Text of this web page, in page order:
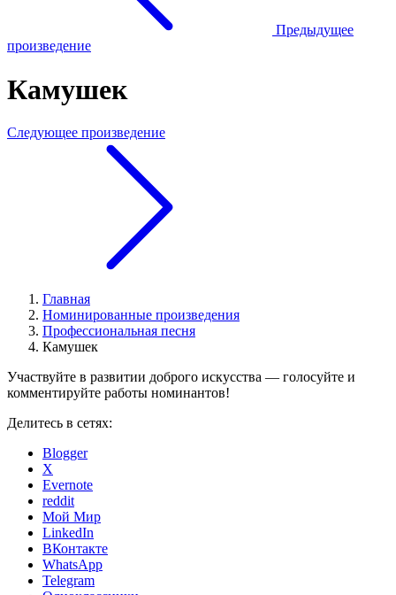
Предыдущее
произведение
Камушек
Следующее произведение
Главная
Номинированные произведения
Профессиональная песня
Камушек
Участвуйте в развитии доброго искусства — голосуйте и
комментируйте работы номинантов!
Делитесь в сетях:
Blogger
X
Evernote
reddit
Мой Мир
LinkedIn
ВКонтакте
WhatsApp
Telegram